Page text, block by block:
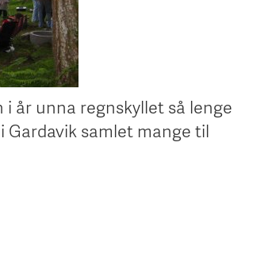
år unna regnskyllet så lenge
Gardavik samlet mange til